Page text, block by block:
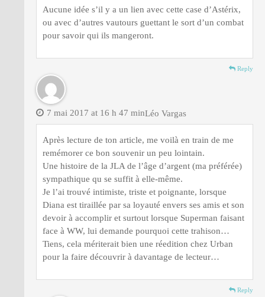
Aucune idée s’il y a un lien avec cette case d’Astérix,
ou avec d’autres vautours guettant le sort d’un combat
pour savoir qui ils mangeront.
Reply
Léo Vargas
7 mai 2017 at 16 h 47 min
Après lecture de ton article, me voilà en train de me
remémorer ce bon souvenir un peu lointain.
Une histoire de la JLA de l’âge d’argent (ma préférée)
sympathique qu se suffit à elle-même.
Je l’ai trouvé intimiste, triste et poignante, lorsque
Diana est tiraillée par sa loyauté envers ses amis et son
devoir à accomplir et surtout lorsque Superman faisant
face à WW, lui demande pourquoi cette trahison…
Tiens, cela mériterait bien une réedition chez Urban
pour la faire découvrir à davantage de lecteur…
Reply